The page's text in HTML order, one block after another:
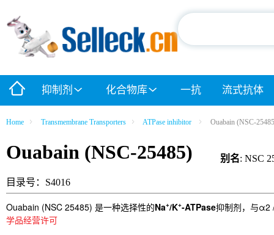
抑制剂 化合物库 一抗 流式抗体
Home Transmembrane Transporters ATPase inhibitor Ouabain (NSC-
Ouabain (NSC-25485) 别名: NSC
目录号：S4016
Ouabain (NSC 25485) 是一种选择性的Na+/K+-ATPase抑制剂，与α2
学品经营许可